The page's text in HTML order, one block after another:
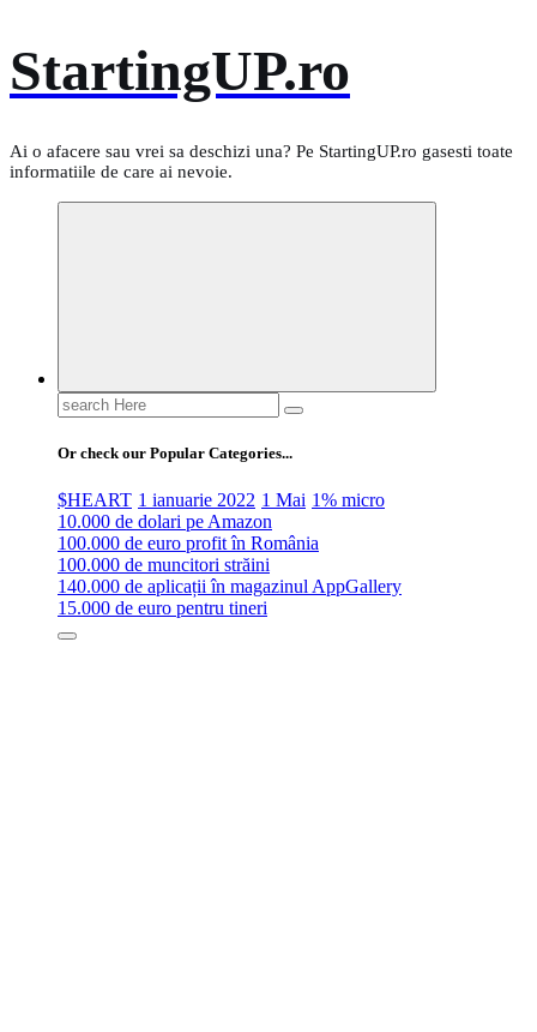
StartingUP.ro
Ai o afacere sau vrei sa deschizi una? Pe StartingUP.ro gasesti toate
informatiile de care ai nevoie.
Search
for:
Or check our Popular Categories...
$HEART 1 ianuarie 2022 1 Mai 1% micro
10.000 de dolari pe Amazon
100.000 de euro profit în România
100.000 de muncitori străini
140.000 de aplicații în magazinul AppGallery
15.000 de euro pentru tineri